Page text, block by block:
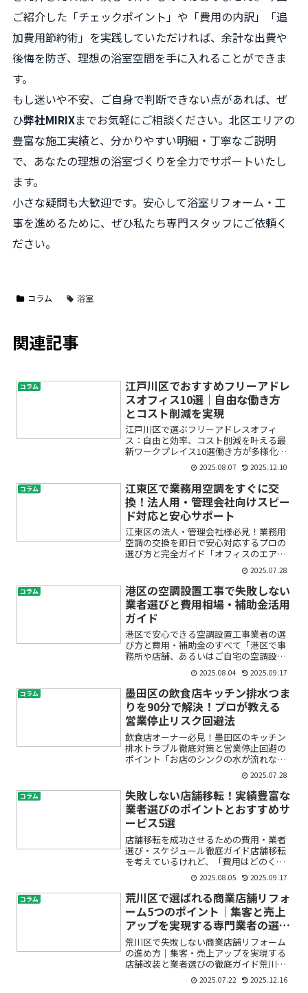
ご紹介した「チェックポイント」や「費用の内訳」「追
加費用節約術」を実践していただければ、余計な出費や
後悔を防ぎ、理想の浴室空間を手に入れることができま
す。
もし迷いや不安、ご自身で判断できない点があれば、ぜ
ひ弊社MIRIXまでお気軽にご相談ください。北区エリアの
豊富な施工実績と、分かりやすい明細・丁寧なご説明
で、あなたの理想の浴室づくりを全力でサポートいたし
ます。
小さな疑問も大歓迎です。安心して浴室リフォーム・工
事を進めるために、ぜひ私たち専門スタッフにご依頼く
ださい。
コラム 浴室
関連記事
コラム
江戸川区でおすすめフリーアドレ
スオフィス10選｜自由な働き方
とコスト削減を実現
江戸川区で選ぶフリーアドレスオフィ
ス：自由と効率、コスト削減を叶える最
新ワークプレイス10選働き方が多様化
し、「どこで」「どのように」仕事をす
るか悩んでいる方も多いのではないでし
ょうか。「江戸川区でフリーアドレスオ
フィスを探しているけど、ど...
2025.08.07 2025.12.10
コラム
江東区で業務用空調をすぐに交
換！法人用・管理会社向けスピー
ド対応と安心サポート
江東区の法人・管理会社様必見！業務用
空調の交換を即日で安心対応するプロの
選び方と完全ガイド「オフィスのエアコ
ンが急に故障してしまった」「テナント
から空調トラブルのクレームが来て困っ
ている」「交換やメンテナンスの業者選
びが不安」…江東区で業務...
2025.07.28
コラム
港区の空調設置工事で失敗しない
業者選びと費用相場・補助金活用
ガイド
港区で安心できる空調設置工事業者の選
び方と費用・補助金のすべて「港区で事
務所や店舗、あるいはご自宅の空調設備
設置やエアコン設置サービスを検討して
いるけれど、どの業者に頼めばいいのか
分からない」「業務用空調工事の費用が
高額になりそうで心配」「...
2025.08.04 2025.09.17
コラム
墨田区の飲食店キッチン排水つま
りを90分で解決！プロが教える
営業停止リスク回避法
飲食店オーナー必見！墨田区のキッチン
排水トラブル徹底対策と営業停止回避の
ポイント「お店のシンクの水が流れな
い」「厨房から異臭がしてお客様に迷惑
が…」「排水トラブルで営業が止まった
らどうしよう」――飲食店経営者や厨房スタ
ッフの方は、キッチン排...
2025.07.28
コラム
失敗しない店舗移転！実績豊富な
業者選びのポイントとおすすめサ
ービス5選
店舗移転を成功させるための費用・業者
選び・スケジュール徹底ガイド店舗移転
を考えているけれど、「費用はどのくら
いかかるの？」「信頼できる業者はどう
やって探すの？」「スケジュール管理や
注意点は？」と、不安や疑問をお持ちで
はありませんか。初めての...
2025.08.05 2025.09.17
コラム
荒川区で選ばれる商業店舗リフォ
ーム5つのポイント｜集客と売上
アップを実現する専門業者の選び
方
荒川区で失敗しない商業店舗リフォーム
の進め方｜集客・売上アップを実現する
店舗改装と業者選びの徹底ガイド荒川区
で店舗リフォームや店舗改装を計画中の
方へ――「どんなリフォームが集客や売上に
2025.07.22 2025.12.16